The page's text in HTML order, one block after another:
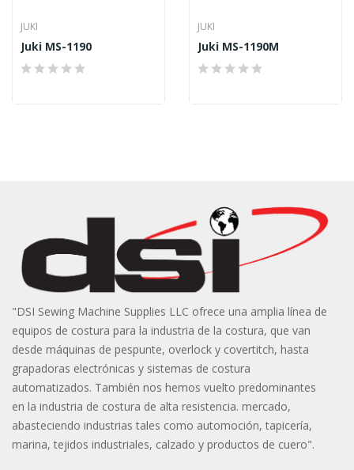
JUKI
Juki MS-1190
JUKI
Juki MS-1190M
"DSI Sewing Machine Supplies LLC ofrece una amplia línea de
equipos de costura para la industria de la costura, que van
desde máquinas de pespunte, overlock y covertitch, hasta
grapadoras electrónicas y sistemas de costura
automatizados. También nos hemos vuelto predominantes
en la industria de costura de alta resistencia. mercado,
abasteciendo industrias tales como automoción, tapicería,
marina, tejidos industriales, calzado y productos de cuero".